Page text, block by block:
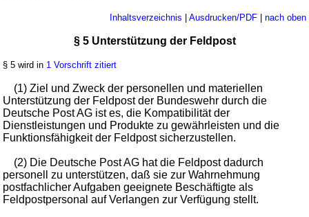
Inhaltsverzeichnis | Ausdrucken/PDF| nach oben
§ 5 Unterstützung der Feldpost
§ 5 wird in 1 Vorschrift zitiert
(1) Ziel und Zweck der personellen und materiellen
Unterstützung der Feldpost der Bundeswehr durch die
Deutsche Post AG ist es, die Kompatibilität der
Dienstleistungen und Produkte zu gewährleisten und die
Funktionsfähigkeit der Feldpost sicherzustellen.
(2) Die Deutsche Post AG hat die Feldpost dadurch
personell zu unterstützen, daß sie zur Wahrnehmung
postfachlicher Aufgaben geeignete Beschäftigte als
Feldpostpersonal auf Verlangen zur Verfügung stellt.